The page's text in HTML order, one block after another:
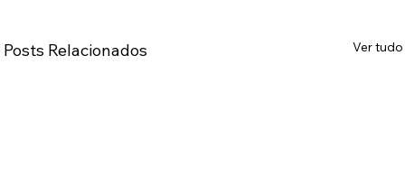
Posts Relacionados Ver tudo